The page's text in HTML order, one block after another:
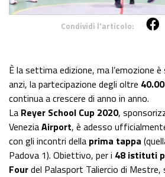
Condividi l'articolo:
È la settima edizione, ma l’emozione
anzi, la partecipazione degli oltre
continua a crescere di anno in anno.
La Reyer School Cup 2020,
VeneziaAirport, è adesso
con gli incontri della prima tappa
Padova 1). Obiettivo, per i 48 istituti
Fourdel Palasport Taliercio di Mestre,